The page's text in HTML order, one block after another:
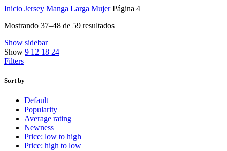
Inicio Jersey Manga Larga MujerPágina 4
Mostrando 37–48 de 59 resultados
Show sidebar
Show 9 12 18 24
Filters
Sort by
Default
Popularity
Average rating
Newness
Price: low to high
Price: high to low